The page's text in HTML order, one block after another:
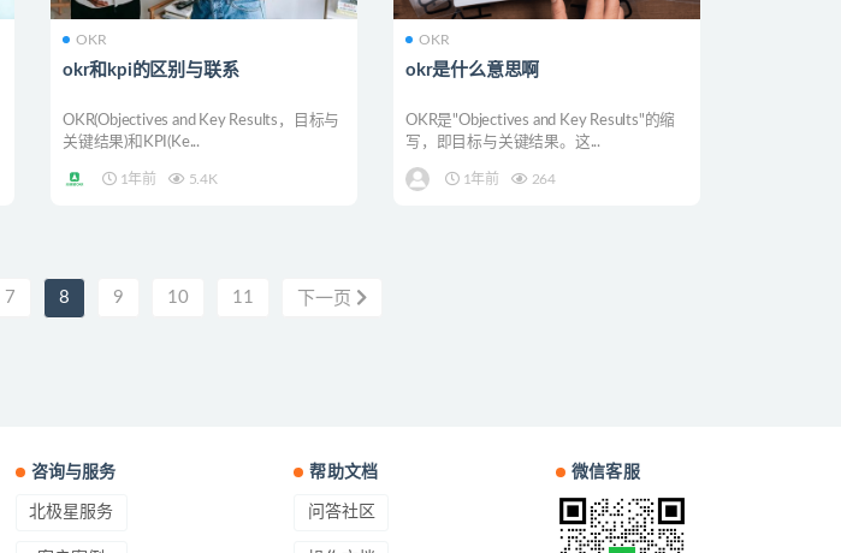
OKR
okr和kpi的区别与联系
OKR(Objectives and Key Results，目标与
关键结果)和KPI(Ke...
1年前 5.4K
OKR
okr是什么意思啊
OKR是"Objectives and Key Results"的缩
写，即目标与关键结果。这...
1年前 264
7 8 9 10 11 下一页
咨询与服务
北极星服务
帮助文档
问答社区
微信客服